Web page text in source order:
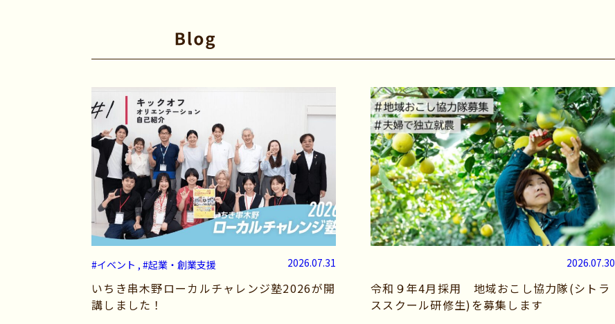
#イベント , #起業・創業支援 2026.07.31
いちき串木野ローカルチャレンジ塾2026が開
講しました！
2026.07.30
令和９年4月採用 地域おこし協力隊(シトラ
ススクール研修生)を募集します